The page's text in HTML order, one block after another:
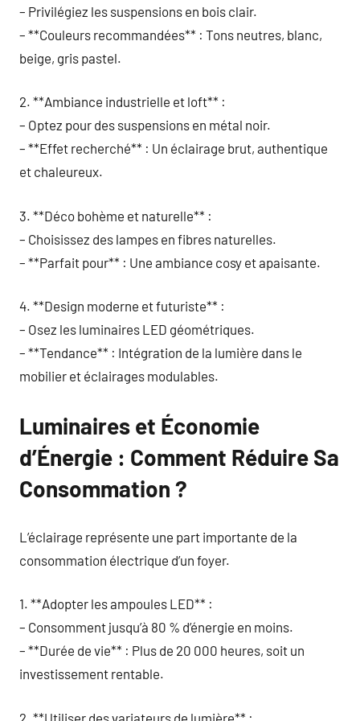
– Privilégiez les suspensions en bois clair.
– **Couleurs recommandées** : Tons neutres, blanc,
beige, gris pastel.
2. **Ambiance industrielle et loft** :
– Optez pour des suspensions en métal noir.
– **Effet recherché** : Un éclairage brut, authentique
et chaleureux.
3. **Déco bohème et naturelle** :
– Choisissez des lampes en fibres naturelles.
– **Parfait pour** : Une ambiance cosy et apaisante.
4. **Design moderne et futuriste** :
– Osez les luminaires LED géométriques.
– **Tendance** : Intégration de la lumière dans le
mobilier et éclairages modulables.
Luminaires et Économie
d’Énergie : Comment Réduire Sa
Consommation ?
L’éclairage représente une part importante de la
consommation électrique d’un foyer.
1. **Adopter les ampoules LED** :
– Consomment jusqu’à 80 % d’énergie en moins.
– **Durée de vie** : Plus de 20 000 heures, soit un
investissement rentable.
2. **Utiliser des variateurs de lumière** :